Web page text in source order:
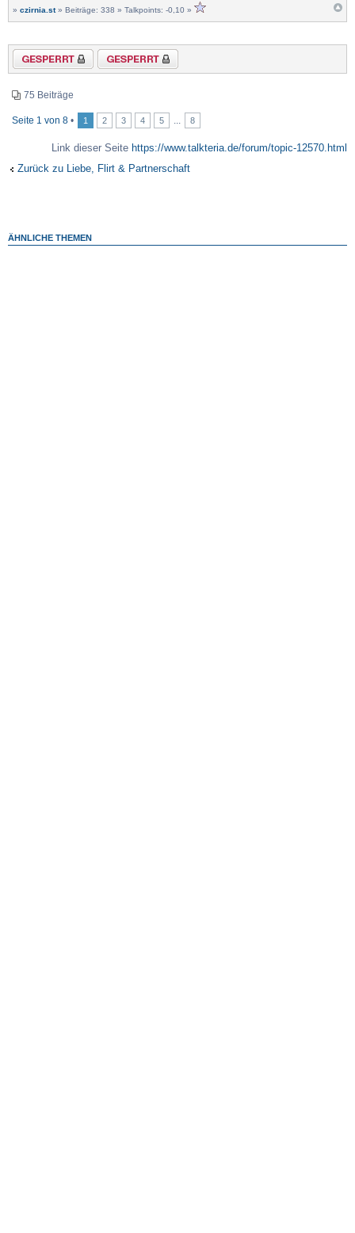
» czirnia.st» Beiträge: 338 » Talkpoints: -0,10 »
Thema gesperrt Forum gesperrt
75 Beiträge
Seite 1 von 8 • 1 2 3 4 5 ... 8
Link dieser Seite https://www.talkteria.de/forum/topic-12570.html
Zurück zu Liebe, Flirt & Partnerschaft
ÄHNLICHE THEMEN